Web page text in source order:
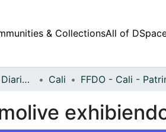
& CollectionsAll of
Fondo Fotográfico Diario Occidente Cali FFDO - Cali -